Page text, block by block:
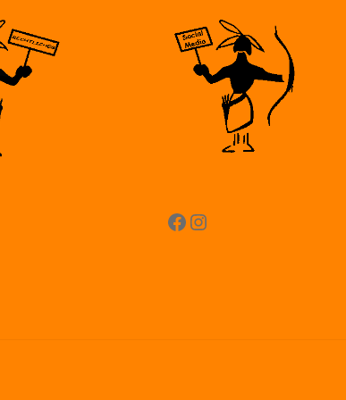
Facebook
Instagram